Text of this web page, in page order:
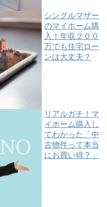
シングルマザー
のマイホーム購
入！年収２００
万でも住宅ロー
ンは大丈夫？
リアルガチ！マ
イホーム購入し
てわかった「中
古物件って本当
にお買い得？」